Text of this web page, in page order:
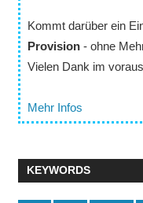
Kommt darüber ein
Provision- ohne
Vielen Dank im
Mehr Infos
KEYWORDS